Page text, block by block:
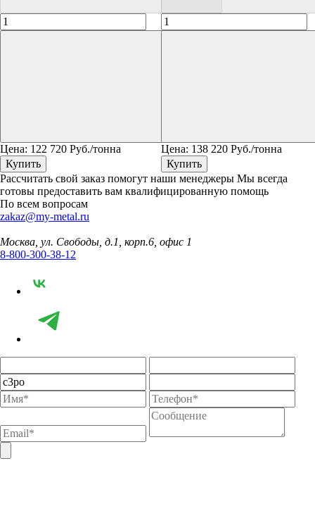
Цена: 122 720 Руб./тонна
Купить
Цена: 138 220 Руб./тонна
Купить
Рассчитать свой заказ помогут наши менеджеры Мы всегда
готовы предоставить вам квалифицированную помощь
По всем вопросам
zakaz@my-metal.ru
Москва, ул. Свободы, д.1, корп.6, офис 1
8-800-300-38-12